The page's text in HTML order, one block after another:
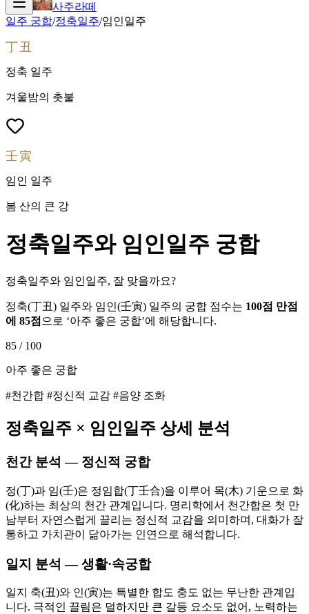
사주라떼
일주 궁합/정축일주/임인일주
丁丑
정축 일주
겨울밤의 촛불
壬寅
임인 일주
봄 산의 큰 강
정축일주와 임인일주 궁합
정축일주와 임인일주, 잘 맞을까요?
정축(丁丑) 일주와 임인(壬寅) 일주의 궁합 점수는 100점 만점
에 85점 으로 ‘아주 좋은 궁합’에 해당합니다.
85 / 100
아주 좋은 궁합
#천간합 #정신적 교감 #음양 조화
정축일주 × 임인일주 상세 분석
천간 분석 — 정신적 궁합
정(丁)과 임(壬)은 정임합(丁壬合)을 이루어 목(木) 기운으로 화
(化)하는 최상의 천간 관계입니다. 명리학에서 천간합은 첫 만
남부터 자연스럽게 끌리는 정신적 교감을 의미하며, 대화가 잘
통하고 가치관이 닮아가는 인연으로 해석합니다.
일지 분석 — 생활·속궁합
일지 축(丑)와 인(寅)는 특별한 합도 충도 없는 무난한 관계입
니다. 극적인 끌림은 덜하지만 큰 갈등 요소도 없어, 노력하는